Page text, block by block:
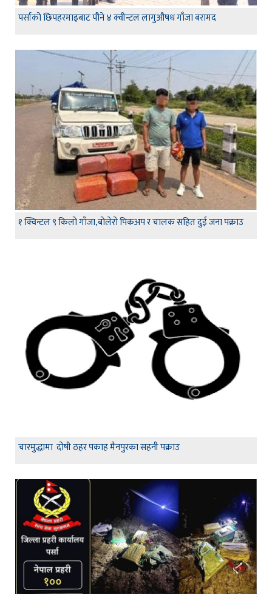
पर्साको छिपहरमाइबाट पौने ४ क्वीन्टल लागुऔषध गाँजा बरामद
१ क्विन्टल ९ किलो गाँजा,बोलेरो पिकअप र चालक सहित दुई जना पक्राउ
चारमुद्धामा दोषी ठहर पकाह मैनपुरका सहनी पक्राउ